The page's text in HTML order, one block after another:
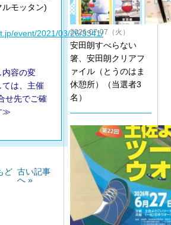
ルモッタン)
event/2021/03/26/3341/
容の変
ては、主催
せ先でご確
≫
ど 古い記事
へ »
2026-07-07（火）
安田朗すべらない
箸、安田朗クリアフ
ァイル（とうのはま
休憩所）（当選者3
名）